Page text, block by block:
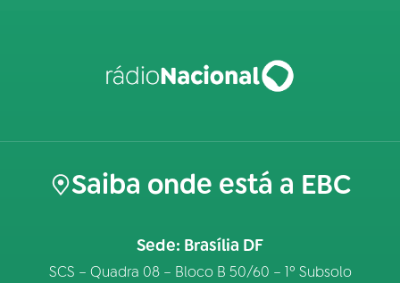
Saiba onde está a EBC
Sede: Brasília DF
SCS – Quadra 08 – Bloco B 50/60 – 1º Subsolo